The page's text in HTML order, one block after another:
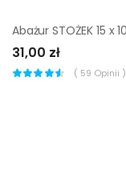
31,00 zł
( 59 Opinii )